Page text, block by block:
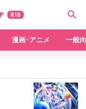
漫画･アニメ 一般